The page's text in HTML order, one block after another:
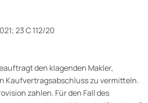
23 C 112/20
den klagenden Makler,
Kaufvertragsabschluss zu vermitteln.
zahlen. Für den Fall des